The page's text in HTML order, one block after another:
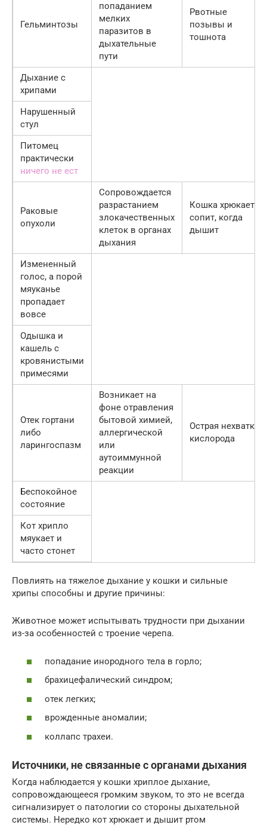
Гельминтозы
попаданием
мелких
паразитов в
дыхательные
пути
Рвотные
позывы и
тошнота
Дыхание с
хрипами
Нарушенный
стул
Питомец
практически
ничего не ест
Раковые
опухоли
Сопровождается
разрастанием
злокачественных
клеток в органах
дыхания
Кошка хрюкает и
сопит, когда
дышит
Измененный
голос, а порой
мяуканье
пропадает
вовсе
Одышка и
кашель с
кровянистыми
примесями
Отек гортани
либо
ларингоспазм
Возникает на
фоне отравления
бытовой химией,
аллергической
или
аутоиммунной
реакции
Острая нехватка
кислорода
Беспокойное
состояние
Кот хрипло
мяукает и
часто стонет
Повлиять на тяжелое дыхание у кошки и сильные
хрипы способны и другие причины:
Животное может испытывать трудности при дыхании
из-за особенностей с троение черепа.
попадание инородного тела в горло;
брахицефалический синдром;
отек легких;
врожденные аномалии;
коллапс трахеи.
Источники, не связанные с органами дыхания
Когда наблюдается у кошки хриплое дыхание,
сопровождающееся громким звуком, то это не всегда
сигнализирует о патологии со стороны дыхательной
системы. Нередко кот хрюкает и дышит ртом